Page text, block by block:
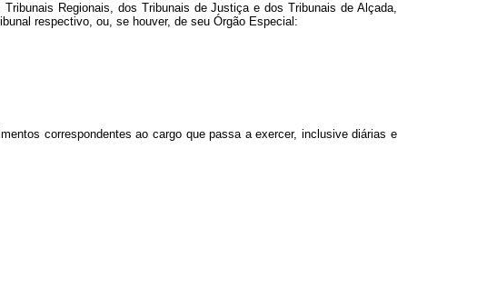
Regionais, dos Tribunais de Justiça e dos Tribunais de Alçada,
respectivo, ou, se houver, de seu Órgão Especial:
correspondentes ao cargo que passa a exercer, inclusive diárias e